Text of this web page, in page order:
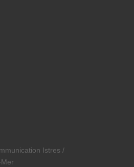
Istres /